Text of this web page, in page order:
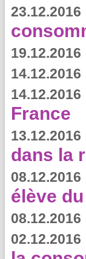
23.12.2016
19.12.2016
14.12.2016
14.12.2016
France
13.12.2016
dans la
08.12.2016
élève
08.12.2016
02.12.2016